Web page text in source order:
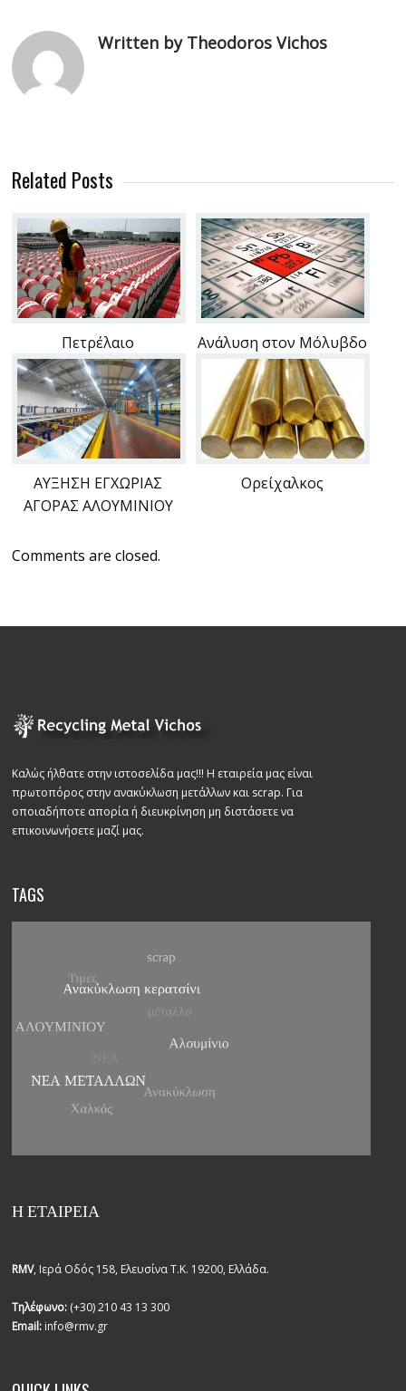
Written by Theodoros Vichos
Related Posts
Πετρέλαιο Ανάλυση στον Μόλυβδο
ΑΥΞΗΣΗ ΕΓΧΩΡΙΑΣ
ΑΓΟΡΑΣ ΑΛΟΥΜΙΝΙΟΥ
Ορείχαλκος
Comments are closed.
Καλώς ήλθατε στην ιστοσελίδα μας!!! Η εταιρεία μας είναι
πρωτοπόρος στην ανακύκλωση μετάλλων και scrap. Για
οποιαδήποτε απορία ή διευκρίνηση μη διστάσετε να
επικοινωνήσετε μαζί μας.
TAGS
Η ΕΤΑΙΡΕΙΑ
RMV, Ιερά Οδός 158, Ελευσίνα Τ.Κ. 19200, Ελλάδα.
Τηλέφωνο: (+30) 210 43 13 300
Email: info@rmv.gr